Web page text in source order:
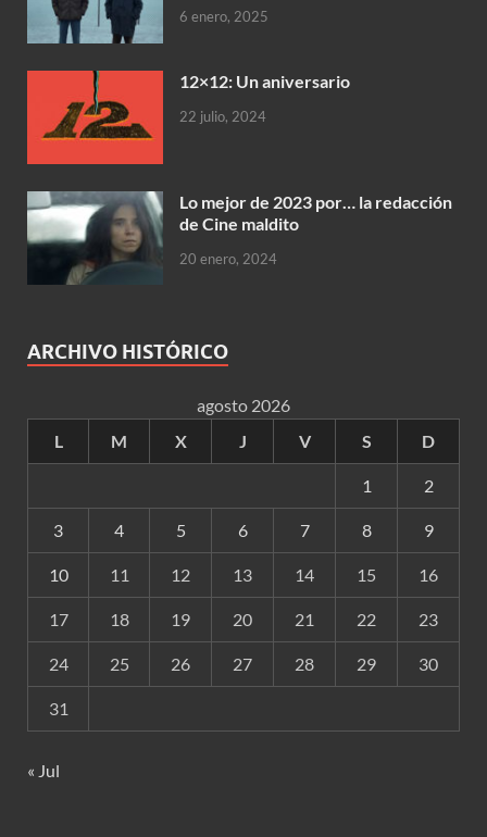
6 enero, 2025
12×12: Un aniversario
22 julio, 2024
Lo mejor de 2023 por… la redacción
de Cine maldito
20 enero, 2024
ARCHIVO HISTÓRICO
agosto 2026
L
M X J V S D
1 2
3 4 5 6 7 8 9
10 11 12 13 14 15 16
17 18 19 20 21 22 23
24 25 26 27 28 29 30
31
« Jul